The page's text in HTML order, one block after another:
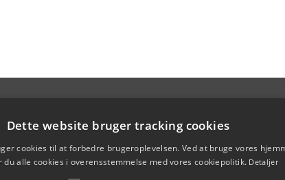
Dette website bruger tracking cookies
cookies til at forbedre brugeroplevelsen. Ved at bruge vores
du alle cookies i overensstemmelse med vores cookiepolitik. Detaljer